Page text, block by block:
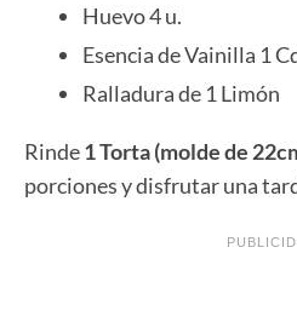
Huevo 4 u.
Esencia de Vainilla 1
Ralladura de 1 Limón
Rinde1 Torta (molde de
porciones y disfrutar una